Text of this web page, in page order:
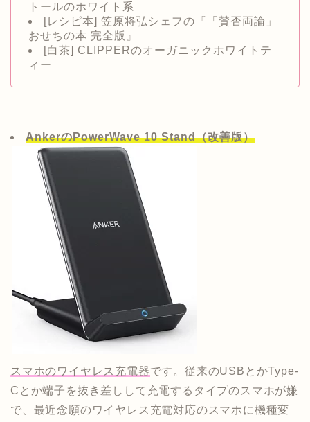
トールのホワイト系
[レシピ本] 笠原将弘シェフの『「賛否両論」
おせちの本 完全版』
[白茶] CLIPPERのオーガニックホワイトテ
ィー
AnkerのPowerWave 10 Stand（改善版）
スマホのワイヤレス充電器です。従来のUSBとかType-
Cとか端子を抜き差しして充電するタイプのスマホが嫌
で、最近念願のワイヤレス充電対応のスマホに機種変